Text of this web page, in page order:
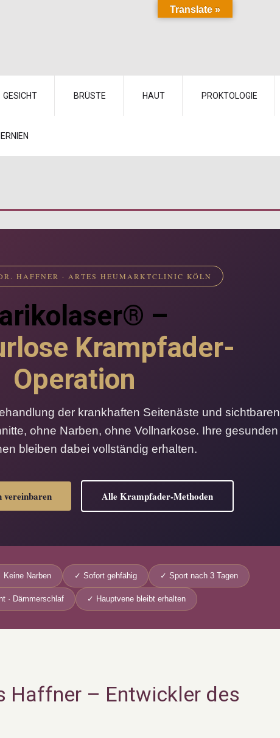
GESICHT BRÜSTE HAUT PROKTOLOGIE
HAFFNER · ARTES HEUMARKTCLINIC KÖLN
–
Krampfader-
Operation
der krankhaften Seitenäste und sichtbaren
ohne Narben, ohne Vollnarkose. Ihre gesunden
bleiben dabei vollständig erhalten.
vereinbaren Alle Krampfader-Methoden
Keine Narben ✓ Sofort gehfähig ✓ Sport nach 3 Tagen
· Dämmerschlaf ✓ Hauptvene bleibt erhalten
Haffner – Entwickler des
Translate »